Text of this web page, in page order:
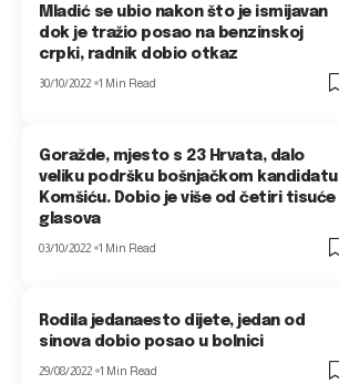
Mladić se ubio nakon što je ismijavan
dok je tražio posao na benzinskoj
crpki, radnik dobio otkaz
30/10/2022 1 Min Read
Goražde, mjesto s 23 Hrvata, dalo
veliku podršku bošnjačkom kandidatu
Komšiću. Dobio je više od četiri tisuće
glasova
03/10/2022 1 Min Read
Rodila jedanaesto dijete, jedan od
sinova dobio posao u bolnici
29/08/2022 1 Min Read